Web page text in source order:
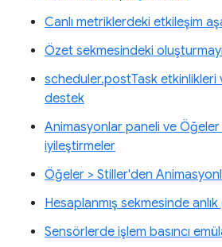
Canlı metriklerdeki etkileşim
Özet sekmesindeki
scheduler.postTask etkinlikleri
destek
Animasyonlar paneli ve
iyileştirmeler
Öğeler > Stiller'den
Hesaplanmış sekmesinde
Sensörlerde işlem basıncı